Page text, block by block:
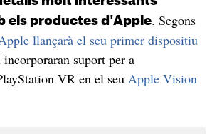
els productes d'Apple. Segons
llançarà el seu primer dispositiu
suport per a
VR en el seu Apple Vision